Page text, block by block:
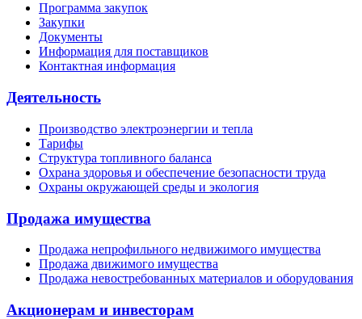
Программа закупок
Закупки
Документы
Информация для поставщиков
Контактная информация
Деятельность
Производство электроэнергии и тепла
Тарифы
Структура топливного баланса
Охрана здоровья и обеспечение безопасности труда
Охраны окружающей среды и экология
Продажа имущества
Продажа непрофильного недвижимого имущества
Продажа движимого имущества
Продажа невостребованных материалов и оборудования
Акционерам и инвесторам